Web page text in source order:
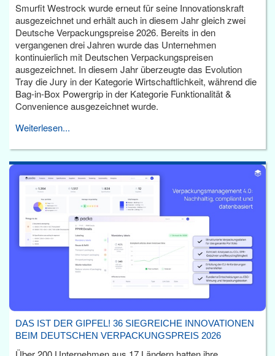
Smurfit Westrock wurde erneut für seine Innovationskraft
ausgezeichnet und erhält auch in diesem Jahr gleich zwei
Deutsche Verpackungspreise 2026. Bereits in den
vergangenen drei Jahren wurde das Unternehmen
kontinuierlich mit Deutschen Verpackungspreisen
ausgezeichnet. In diesem Jahr überzeugte das Evolution
Tray die Jury in der Kategorie Wirtschaftlichkeit, während die
Bag-in-Box Powergrip in der Kategorie Funktionalität &
Convenience ausgezeichnet wurde.
Weiterlesen...
DAS IST DER GIPFEL! 36 SIEGREICHE INNOVATIONEN
BEIM DEUTSCHEN VERPACKUNGSPREIS 2026